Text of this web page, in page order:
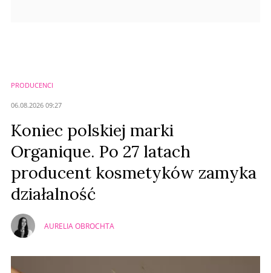
PRODUCENCI
06.08.2026 09:27
Koniec polskiej marki
Organique. Po 27 latach
producent kosmetyków zamyka
działalność
AURELIA OBROCHTA